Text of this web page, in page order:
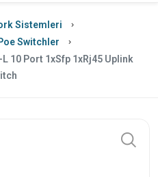
Sistemleri
Switchler
L 10 Port 1xSfp 1xRj45 Uplink